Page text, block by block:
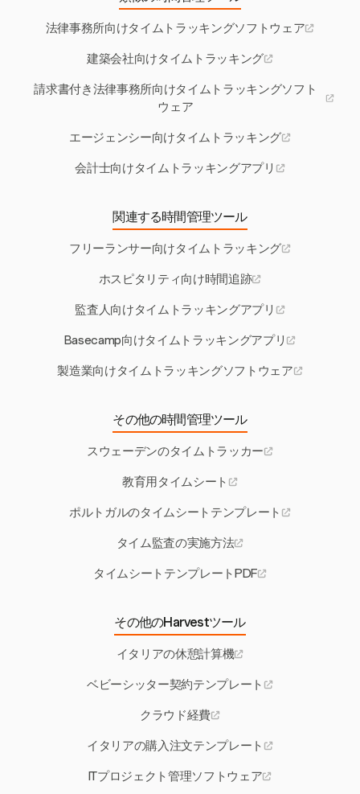
法律事務所向けタイムトラッキングソフトウェア
建築会社向けタイムトラッキング
請求書付き法律事務所向けタイムトラッキングソフト
ウェア
エージェンシー向けタイムトラッキング
会計士向けタイムトラッキングアプリ
関連する時間管理ツール
フリーランサー向けタイムトラッキング
ホスピタリティ向け時間追跡
監査人向けタイムトラッキングアプリ
Basecamp向けタイムトラッキングアプリ
製造業向けタイムトラッキングソフトウェア
その他の時間管理ツール
スウェーデンのタイムトラッカー
教育用タイムシート
ポルトガルのタイムシートテンプレート
タイム監査の実施方法
タイムシートテンプレートPDF
その他のHarvestツール
イタリアの休憩計算機
ベビーシッター契約テンプレート
クラウド経費
イタリアの購入注文テンプレート
ITプロジェクト管理ソフトウェア